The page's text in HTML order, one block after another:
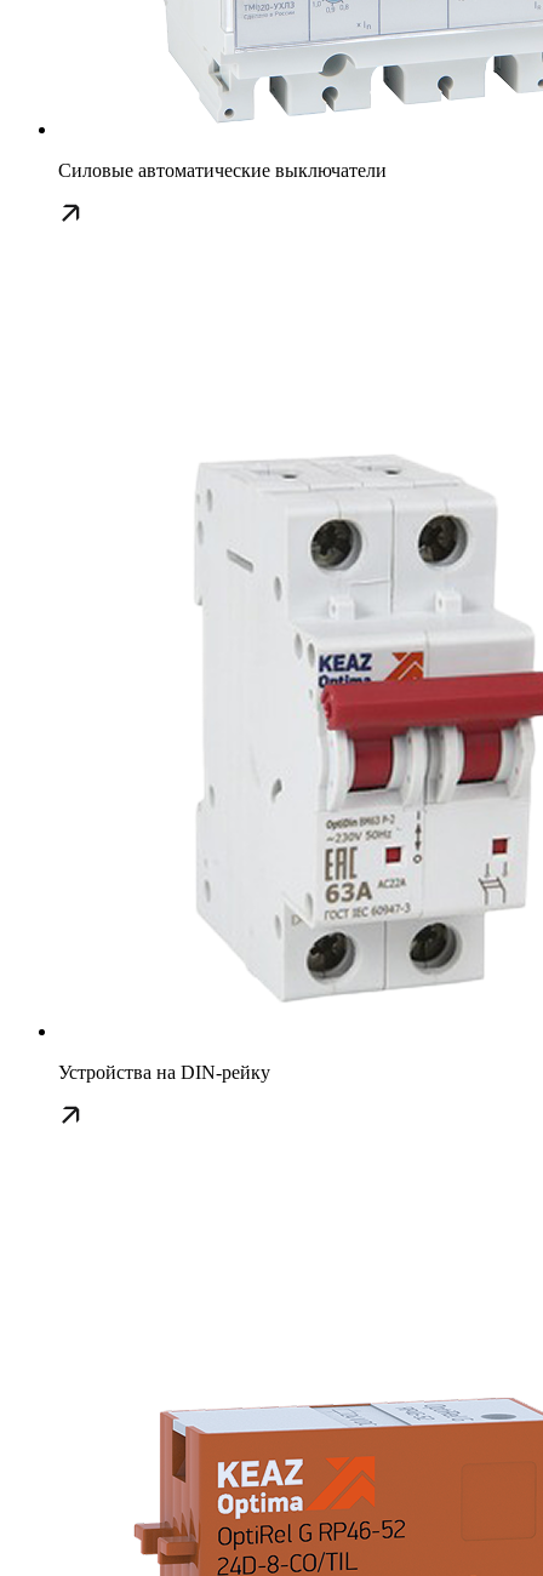
Силовые автоматические выключатели
Устройства на DIN-рейку